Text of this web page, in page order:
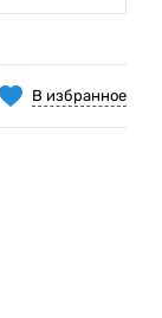
В избранное